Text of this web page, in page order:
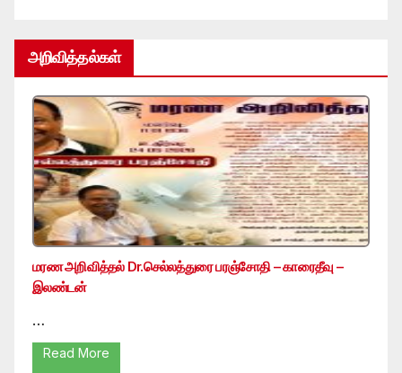
அறிவித்தல்கள்
மரண அறிவித்தல் Dr.செல்லத்துரை பரஞ்சோதி – காரைதீவு –
இலண்டன்
…
Read More